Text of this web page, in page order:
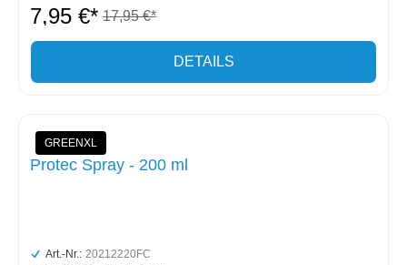
7,95 €* 17,95 €*
DETAILS
GREENXL
Protec Spray - 200 ml
Art.-Nr.: 20212220FC